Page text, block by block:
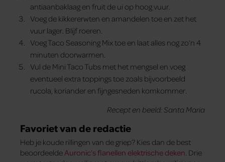
antiaanbaklaag en fruit de ui op hoog vuur.
Voeg de kikkererwten en amandelen toe en zet het
vuur lager. Blijf roeren.
Voeg Taco Seasoning Mix toe en laat alles nog zo’n 4
minuten doorwarmen.
Vul de Mini Taco Tubs met het mengsel en voeg
eventueel extra toppings toe zoals bijvoorbeeld
rucola, koriander en fijngesneden komkommer.
Recept en beeld: Santa Maria
Favoriet van de redactie
Heb je koude rillingen van de griep? Kies dan de best
beoordeelde Auronic’s flanellen elektrische deken . Drie